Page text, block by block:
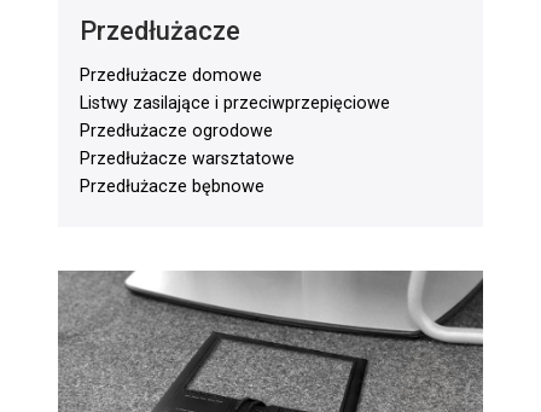
Przedłużacze
Przedłużacze domowe
Listwy zasilające i przeciwprzepięciowe
Przedłużacze ogrodowe
Przedłużacze warsztatowe
Przedłużacze bębnowe